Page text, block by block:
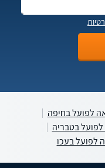
לפועל בחיפה
בטבריה
לפועל בעכו